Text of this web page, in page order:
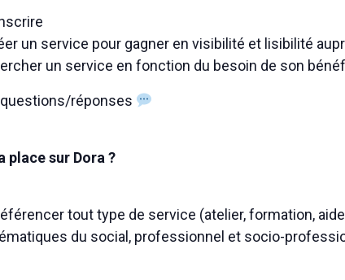
un service pour gagner en visibilité et lisibilité
un service en fonction du besoin de son
réponses
place sur Dora ?
tout type de service (atelier, formation,
du social, professionnel et socio-